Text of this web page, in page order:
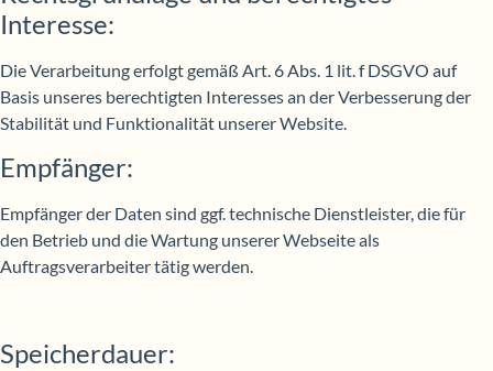
Interesse:
Die Verarbeitung erfolgt gemäß Art. 6 Abs. 1 lit. f DSGVO auf
Basis unseres berechtigten Interesses an der Verbesserung der
Stabilität und Funktionalität unserer Website.
Empfänger:
Empfänger der Daten sind ggf. technische Dienstleister, die für
den Betrieb und die Wartung unserer Webseite als
Auftragsverarbeiter tätig werden.
Speicherdauer: